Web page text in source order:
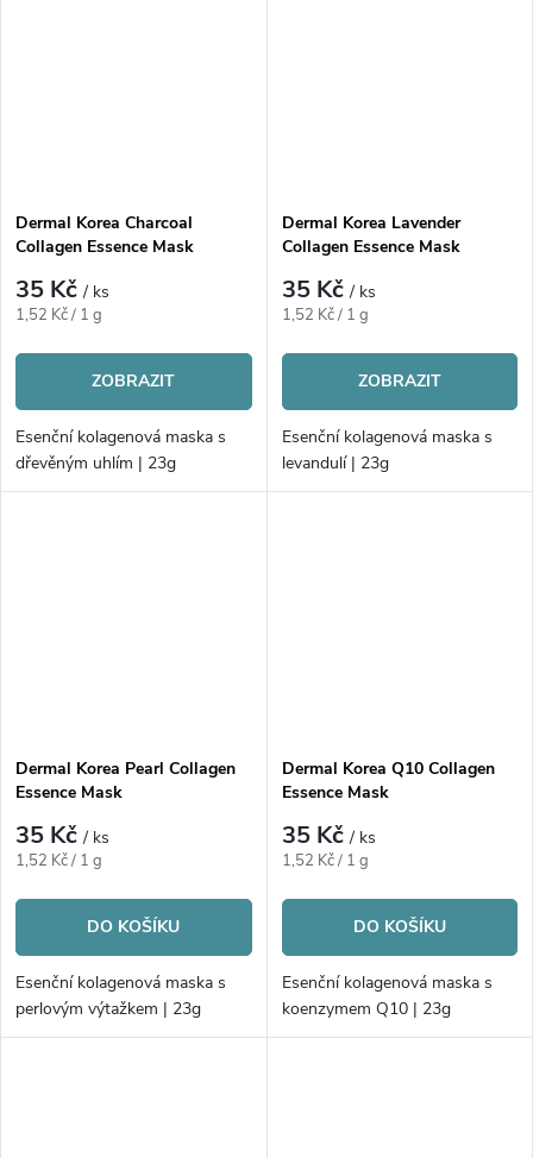
Dermal Korea Charcoal
Collagen Essence Mask
35 Kč/ ks
Měrná
1,52 Kč / 1 g
ZOBRAZIT
Esenční kolagenová maska s
dřevěným uhlím | 23g
Dermal Korea Lavender
Collagen Essence Mask
35 Kč/ ks
Měrná
1,52 Kč / 1 g
ZOBRAZIT
Esenční kolagenová maska s
levandulí | 23g
Dermal Korea Pearl Collagen
Essence Mask
35 Kč/ ks
Měrná
1,52 Kč / 1 g
DO KOŠÍKU
Esenční kolagenová maska s
perlovým výtažkem | 23g
Dermal Korea Q10 Collagen
Essence Mask
35 Kč/ ks
Měrná
1,52 Kč / 1 g
DO KOŠÍKU
Esenční kolagenová maska s
koenzymem Q10 | 23g